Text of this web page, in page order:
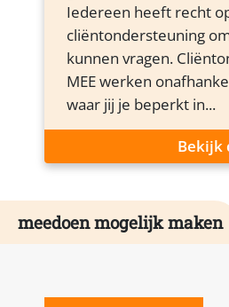
Iedereen heeft recht
cliëntondersteuning
kunnen vragen.
MEE werken
waar jij je beperkt in...
Bekijk
meedoen mogelijk maken